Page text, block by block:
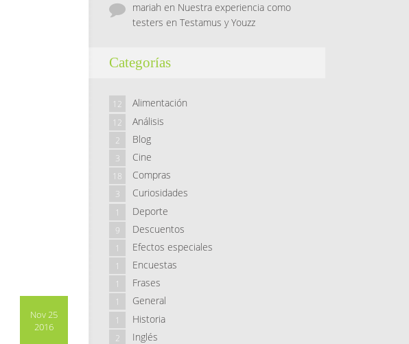
Nov 25
2016
mariah en Nuestra experiencia como
testers en Testamus y Youzz
Categorías
Alimentación
12
Análisis
12
Blog
2
Cine
3
Compras
18
Curiosidades
3
Deporte
1
Descuentos
9
Efectos especiales
1
Encuestas
1
Frases
1
General
1
Historia
1
Inglés
2